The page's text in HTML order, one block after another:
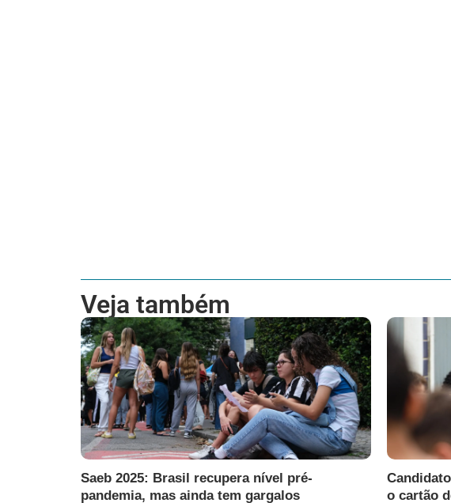
Veja também
Saeb 2025: Brasil recupera nível pré-
pandemia, mas ainda tem gargalos
o cartão